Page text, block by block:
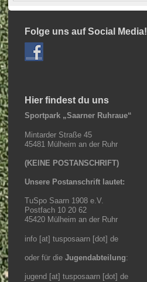
Folge uns auf Social Media!
Hier findest du uns
Sportpark „Saarner Ruhraue“
Mintarder Straße 45
45481 Mülheim an der Ruhr
(KEINE POSTANSCHRIFT)
Unsere Postanschrift lautet:
TuSpo Saarn 1908 e.V.
Postfach 10 20 62
45420 Mülheim an der Ruhr
info [at] tusposaarn [dot] de
oder für die Jugendabteilung:
jugend [at] tusposaarn [dot] de